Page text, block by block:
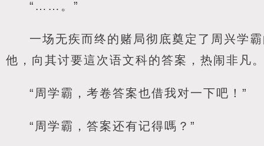
“……。”
一场无疾而终的赌局彻底奠定了周兴学
他，向其讨要這次语文科的答案，热闹非凡
“周学霸，考卷答案也借我对一下吧！”
“周学霸，答案还有记得嗎？”